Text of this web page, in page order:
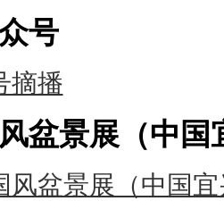
号
摘播
盆景展（中国
风盆景展（中国